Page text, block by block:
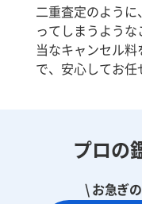
二重査定のよう
ってしまうよう
当なキャンセル
で、安心してお任
プロの
\ お急ぎ